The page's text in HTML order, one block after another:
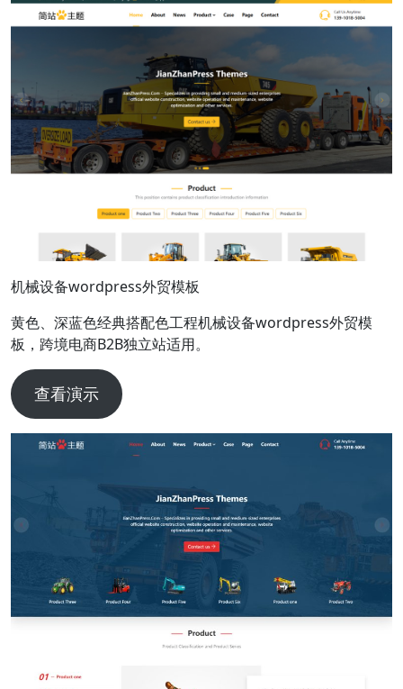
机械设备wordpress外贸模板
黄色、深蓝色经典搭配色工程机械设备wordpress外贸模
板，跨境电商B2B独立站适用。
查看演示